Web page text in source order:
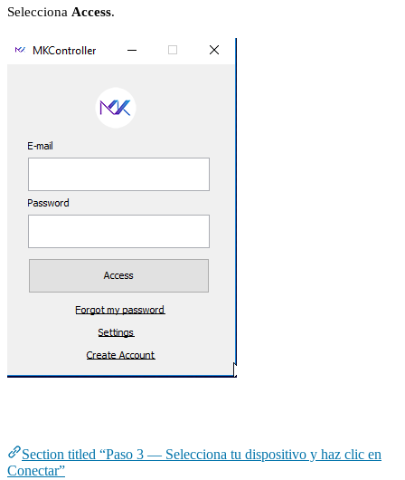
Selecciona Access.
Section titled “Paso 3 — Selecciona tu dispositivo y haz clic en
Conectar”